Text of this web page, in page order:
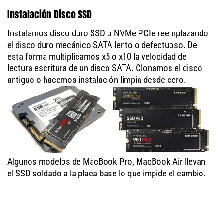
Instalación Disco SSD
Instalamos disco duro SSD o NVMe PCIe reemplazando
el disco duro mecánico SATA lento o defectuoso. De
esta forma multiplicamos x5 o x10 la velocidad de
lectura escritura de un disco SATA. Clonamos el disco
antiguo o hacemos instalación limpia desde cero.
Algunos modelos de MacBook Pro, MacBook Air llevan
el SSD soldado a la placa base lo que impide el cambio.